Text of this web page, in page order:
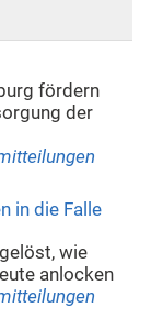
fördern
der
in die Falle
wie
anlocken